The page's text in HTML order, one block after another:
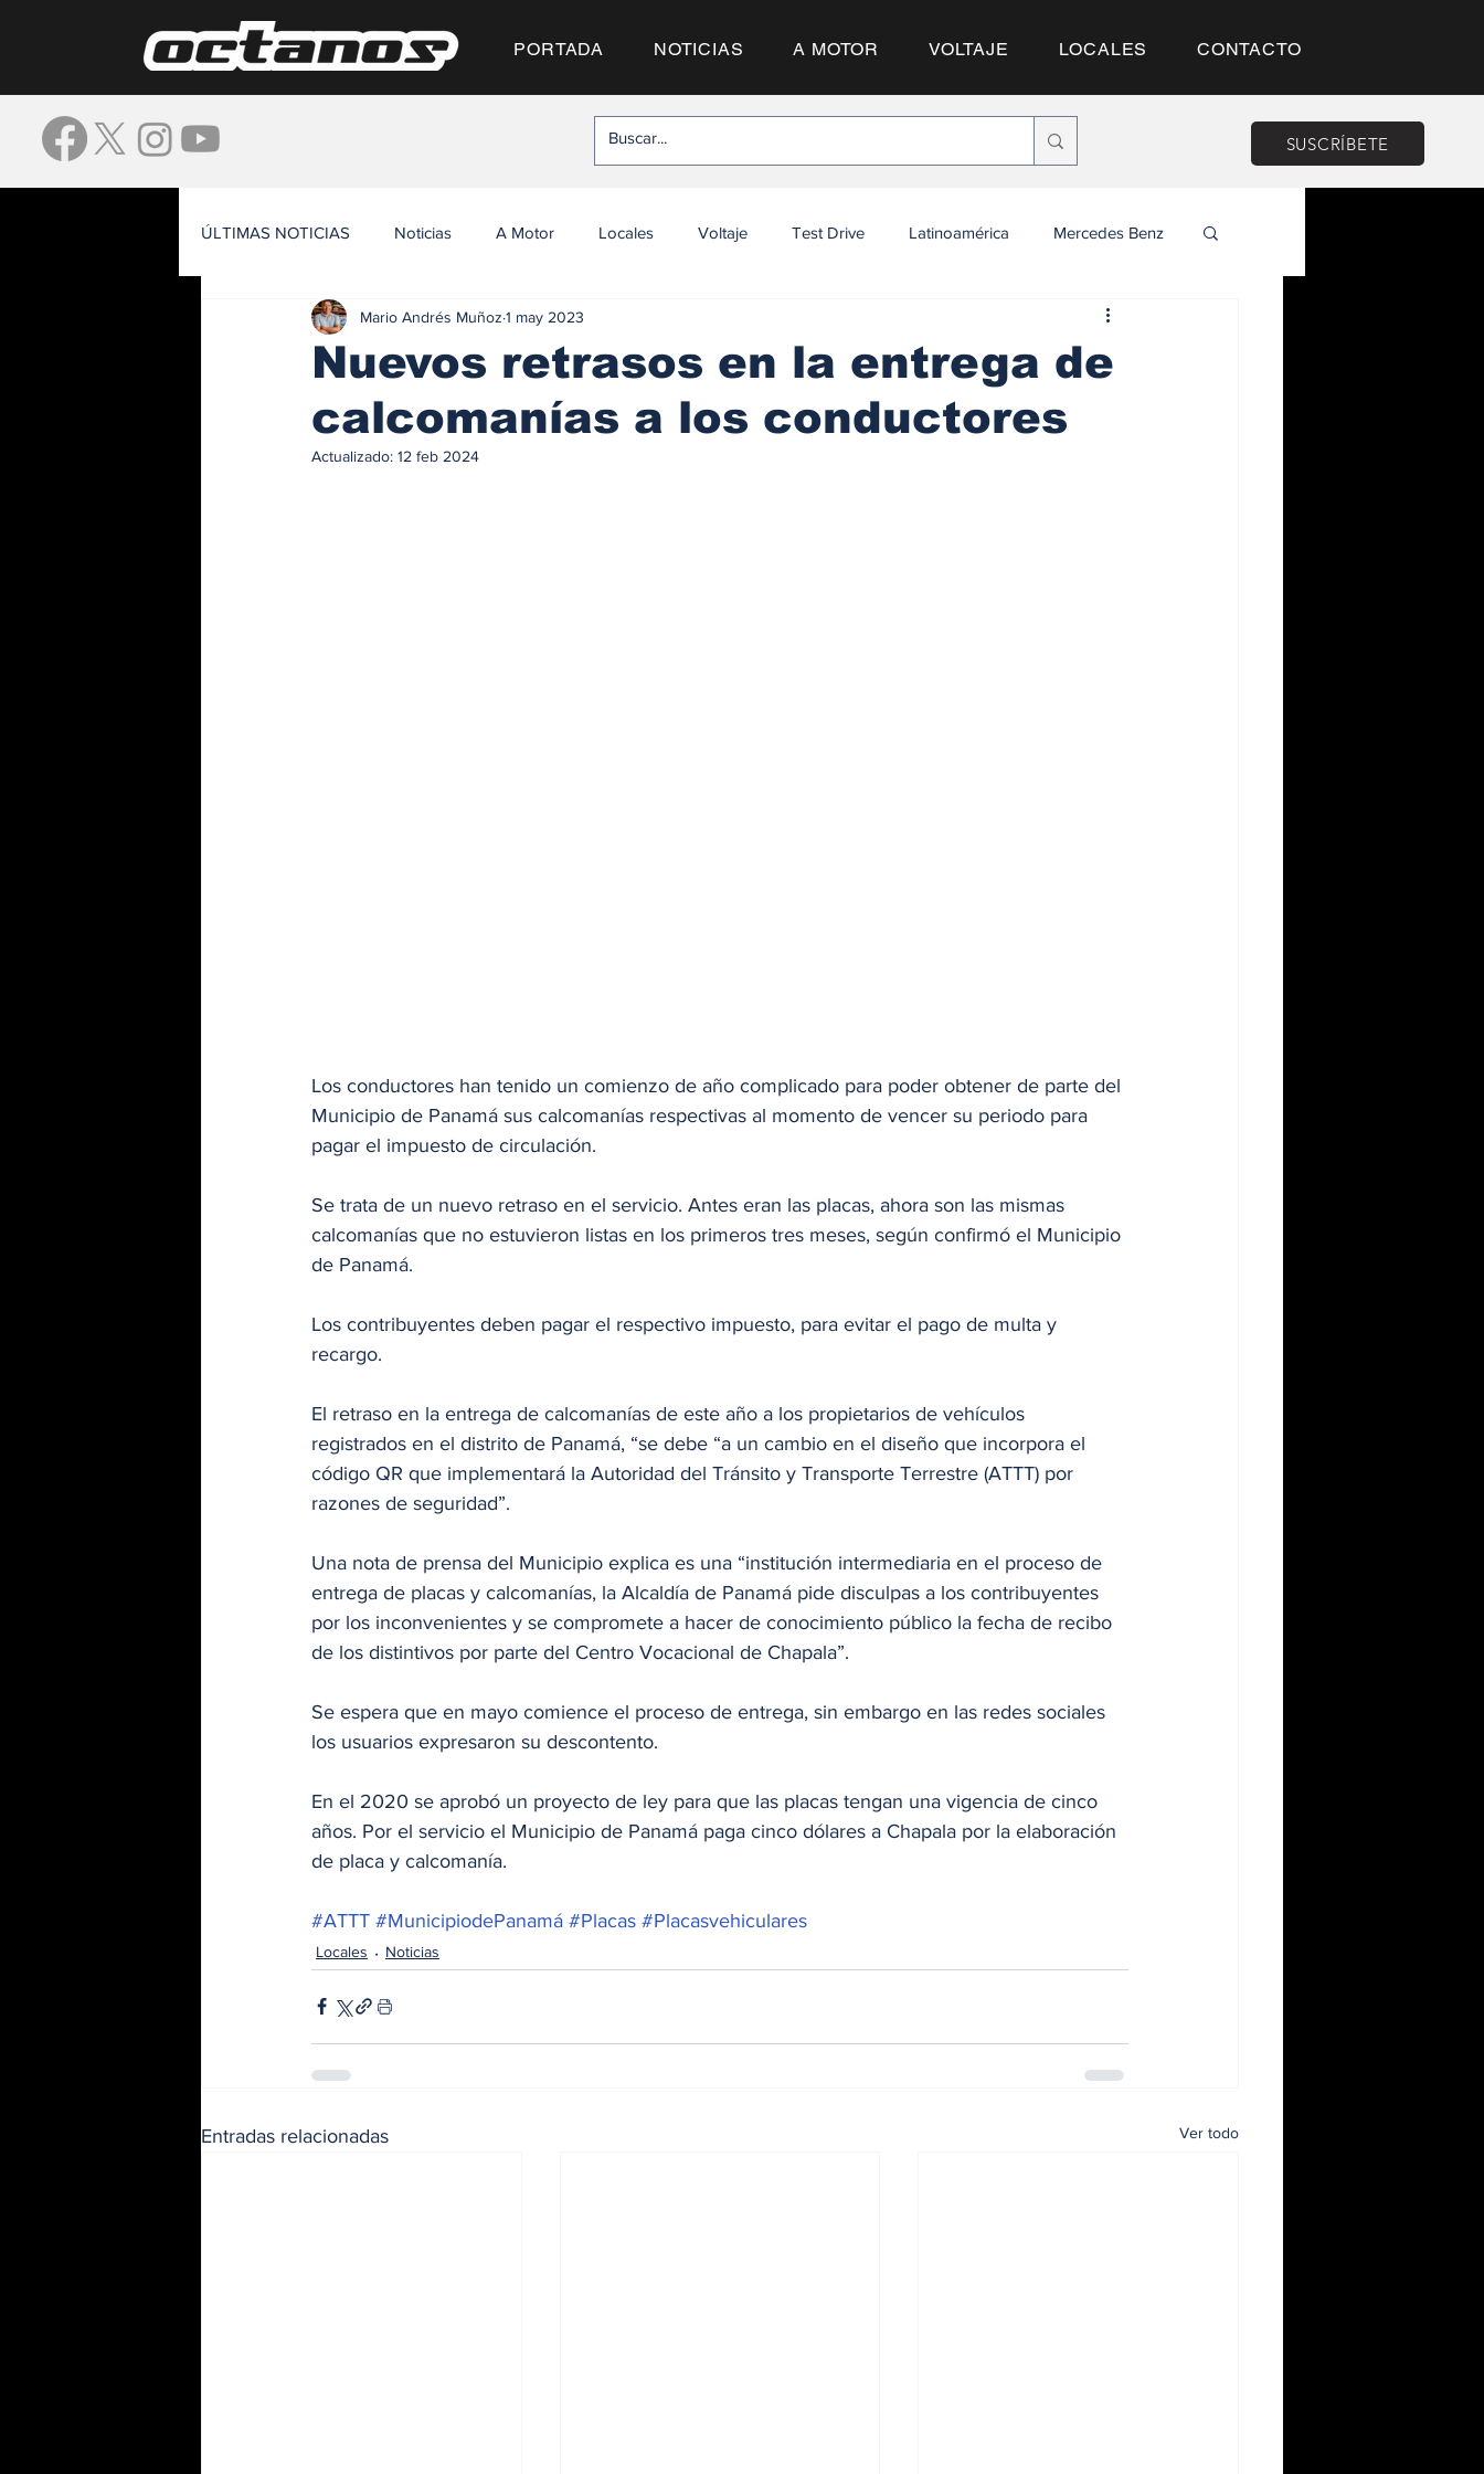
PORTADA NOTICIAS A MOTOR VOLTAJE LOCALES CONTACTO
SUSCRÍBETE
ÚLTIMAS NOTICIAS Noticias A Motor Locales Voltaje Test Drive Latinoamérica Mercedes Benz
Nuevos retrasos en la entrega de
calcomanías a los conductores
Mario Andrés Muñoz 1 may 2023
Actualizado: 12 feb 2024
Los conductores han tenido un comienzo de año complicado para poder obtener de parte del
Municipio de Panamá sus calcomanías respectivas al momento de vencer su periodo para
pagar el impuesto de circulación.
Se trata de un nuevo retraso en el servicio. Antes eran las placas, ahora son las mismas
calcomanías que no estuvieron listas en los primeros tres meses, según confirmó el Municipio
de Panamá.
Los contribuyentes deben pagar el respectivo impuesto, para evitar el pago de multa y
recargo.
El retraso en la entrega de calcomanías de este año a los propietarios de vehículos
registrados en el distrito de Panamá, “se debe “a un cambio en el diseño que incorpora el
código QR que implementará la Autoridad del Tránsito y Transporte Terrestre (ATTT) por
razones de seguridad”.
Una nota de prensa del Municipio explica es una “institución intermediaria en el proceso de
entrega de placas y calcomanías, la Alcaldía de Panamá pide disculpas a los contribuyentes
por los inconvenientes y se compromete a hacer de conocimiento público la fecha de recibo
de los distintivos por parte del Centro Vocacional de Chapala”.
Se espera que en mayo comience el proceso de entrega, sin embargo en las redes sociales
los usuarios expresaron su descontento.
En el 2020 se aprobó un proyecto de ley para que las placas tengan una vigencia de cinco
años. Por el servicio el Municipio de Panamá paga cinco dólares a Chapala por la elaboración
de placa y calcomanía.
#ATTT #MunicipiodePanamá #Placas #Placasvehiculares
Locales Noticias
Entradas relacionadas Ver todo